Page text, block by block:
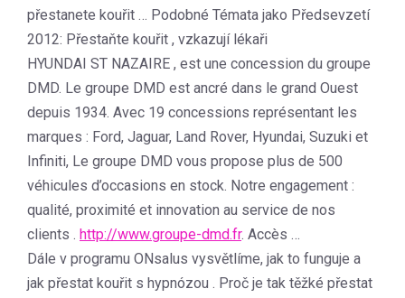
přestanete kouřit … Podobné Témata jako Předsevzetí
2012: Přestaňte kouřit , vzkazují lékaři
HYUNDAI ST NAZAIRE , est une concession du groupe
DMD. Le groupe DMD est ancré dans le grand Ouest
depuis 1934. Avec 19 concessions représentant les
marques : Ford, Jaguar, Land Rover, Hyundai, Suzuki et
Infiniti, Le groupe DMD vous propose plus de 500
véhicules d’occasions en stock. Notre engagement :
qualité, proximité et innovation au service de nos
clients . http://www.groupe-dmd.fr. Accès …
Dále v programu ONsalus vysvětlíme, jak to funguje a
jak přestat kouřit s hypnózou . Proč je tak těžké přestat